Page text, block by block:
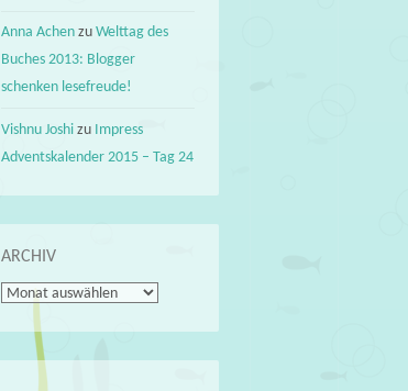
Anna Achen zuWelttag des
Buches 2013: Blogger
schenken lesefreude!
Vishnu Joshi zu Impress
Adventskalender 2015 – Tag 24
ARCHIV
Archiv